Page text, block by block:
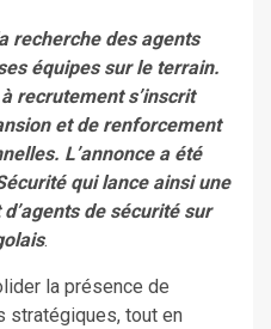
recherche des agents
équipes sur le terrain.
recrutement s’inscrit
et de renforcement
L’annonce a été
qui lance ainsi une
de sécurité sur
.
la présence de
stratégiques, tout en